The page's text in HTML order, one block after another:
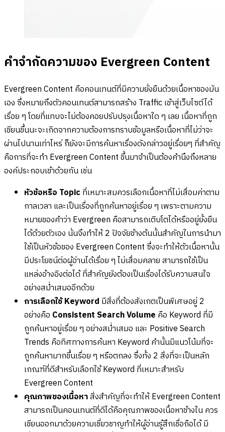
คำจำกัดความของ Evergreen Content
Evergreen Content คือคอนเทนต์ที่มีความยั่งยืนด้วยเนื้อหาของมัน
เอง ซึ่งหมายถึงตัวคอนเทนต์สามารถสร้าง Traffic เข้าสู่เว็บไซต์ได้
เรื่อย ๆ โดยที่แทบจะไม่ต้องคอยปรับปรุงเนื้อหาใด ๆ เลย เนื้อหาที่ถูก
เขียนขึ้นนะจะเกิดจากความต้องการทราบข้อมูลหรือเนื้อหาที่ไม่ว่าจะ
ผ่านไปนานเท่าไหร่ ก็ยังจะมีการค้นหาเรื่องดังกล่าวอยู่เรื่อยๆ ที่สำคัญ
คือการที่จะทำ Evergreen Content ขึ้นมาจำเป็นต้องคำนึงถึงหลาย
องค์ประกอบเข้าด้วยกัน เช่น
หัวข้อหรือ Topicที่เหมาะสมควรเลือกเนื้อหาที่ไม่เสื่อมค่าตาม
กาลเวลา และเป็นเรื่องที่ถูกค้นหาอยู่เรื่อย ๆ เพราะตามความ
หมายของคำว่า Evergreen คือสามารถเติบโตได้หรืออยู่ยั้งยืน
ได้ด้วยตัวเอง นั่นจึงทำให้ 2 ปัจจัยข้างต้นนั้นสำคัญในการนำมา
ใช้เป็นหัวข้อของ Evergreen Content ซึ่งจะทำให้ตัวเนื้อหานั้น
มีประโยชน์ต่อผู้อ่านได้เรื่อย ๆ ไม่เสื่อมคลาย สามารถใช้เป็น
แหล่งอ้างอิงต่อได้ ที่สำคัญยังต้องเป็นเรื่องได้รับความสนใจ
อย่างสม่ำเสมออีกด้วย
การเลือกใช้ Keyword มีสิ่งที่ต้องสังเกตเป็นพิเศษอยู่ 2
อย่างคือ Consistent Search Volume คือ Keyword ที่มี
ถูกค้นหาอยู่เรื่อย ๆ อย่างสม่ำเสมอ และ Positive Search
Trends คือทิศทางการค้นหา Keyword คำนั้นมีแนวโน้มที่จะ
ถูกค้นหามากขึ้นเรื่อย ๆ หรือตกลง ซึ่งทั้ง 2 สิ่งที่จะเป็นหลัก
เกณฑ์ที่ดีสำหรับเลือกใช้ Keyword ที่เหมาะสำหรับ
Evergreen Content
คุณภาพของเนื้อหาสิ่งสำคัญที่จะทำให้ Evergreen Content
สามารถเป็นคอนเทนต์ที่ดีได้คือคุณภาพของเนื้อหาข้างใน ควร
เขียนออกมาด้วยความเชี่ยวชาญทำให้ผู้อ่านรู้สึกเชื่อถือได้ มี